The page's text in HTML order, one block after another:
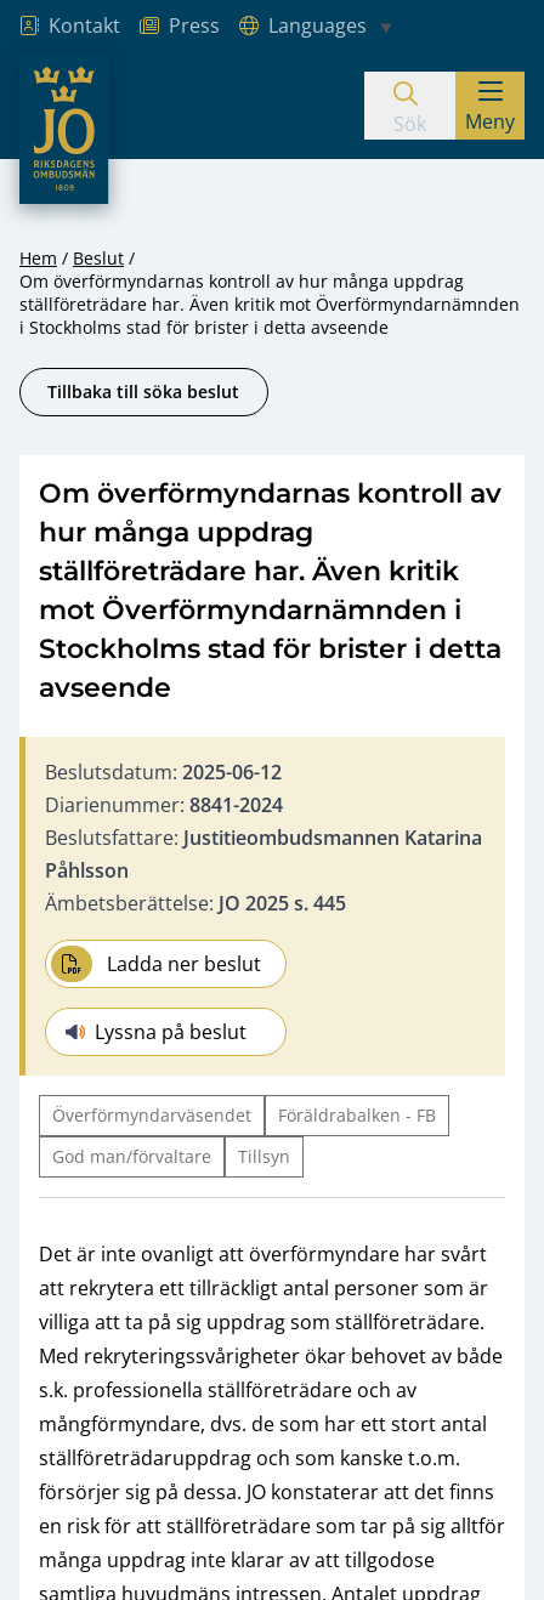
Hoppa till innehåll
Kontakt Press
Languages
JO – Riksdagens Ombudsmän
Sök Meny
Hem
Beslut
Om överförmyndarnas kontroll av hur många uppdrag
ställföreträdare har. Även kritik mot Överförmyndarnämnden
i Stockholms stad för brister i detta avseende
Tillbaka till söka beslut
Om överförmyndarnas kontroll av
hur många uppdrag
ställföreträdare har. Även kritik
mot Överförmyndarnämnden i
Stockholms stad för brister i detta
avseende
Beslutsdatum: 2025-06-12
Diarienummer: 8841-2024
Beslutsfattare: Justitieombudsmannen Katarina
Påhlsson
Ämbetsberättelse: JO 2025 s. 445
Ladda ner beslut
Lyssna på beslut
Överförmyndarväsendet
Föräldrabalken - FB
God man/förvaltare
Tillsyn
Det är inte ovanligt att överförmyndare har svårt
att rekrytera ett tillräckligt antal personer som är
villiga att ta på sig uppdrag som ställföreträdare.
Med rekryteringssvårigheter ökar behovet av både
s.k. professionella ställföreträdare och av
mångförmyndare, dvs. de som har ett stort antal
ställföreträdaruppdrag och som kanske t.o.m.
försörjer sig på dessa. JO konstaterar att det finns
en risk för att ställföreträdare som tar på sig alltför
många uppdrag inte klarar av att tillgodose
samtliga huvudmäns intressen. Antalet uppdrag